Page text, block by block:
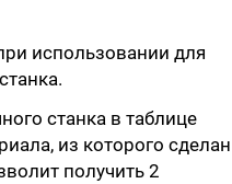
использовании для
станка в таблице
из которого сделан
получить 2